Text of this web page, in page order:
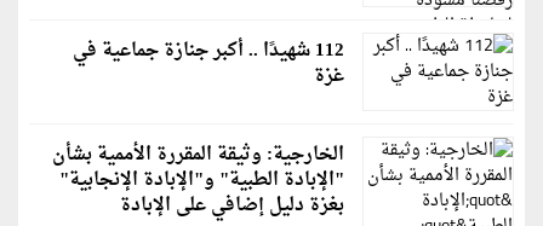
112 شهيدًا .. أكبر جنازة جماعية في
غزة
الخارجية: وثيقة المقررة الأممية بشأن
"الإبادة الطبية" و"الإبادة الإنجابية"
بغزة دليل إضافي على الإبادة